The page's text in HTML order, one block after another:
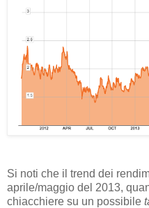
Si noti che il trend dei
aprile/maggio del 2013,
chiacchiere su un possibile